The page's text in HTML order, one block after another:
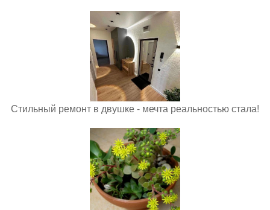
Стильный ремонт в двушке - мечта реальностью стала!